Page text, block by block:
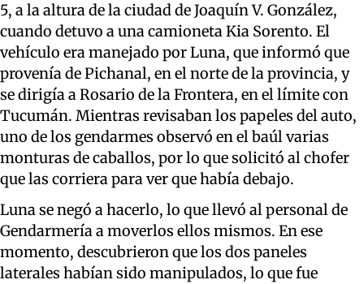
5, a la altura de la ciudad de Joaquín V. González,
cuando detuvo a una camioneta Kia Sorento. El
vehículo era manejado por Luna, que informó que
provenía de Pichanal, en el norte de la provincia, y
se dirigía a Rosario de la Frontera, en el límite con
Tucumán. Mientras revisaban los papeles del auto,
uno de los gendarmes observó en el baúl varias
monturas de caballos, por lo que solicitó al chofer
que las corriera para ver que había debajo.
Luna se negó a hacerlo, lo que llevó al personal de
Gendarmería a moverlos ellos mismos. En ese
momento, descubrieron que los dos paneles
laterales habían sido manipulados, lo que fue